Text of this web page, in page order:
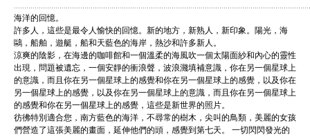
海洋的回憶。
許多人，這些是最令人愉快的回憶。新的地方，新熟人，新印象。陽光，海
鷗，船舶，遊艇，船和天藍色的海岸，熱沙和許多新人。
涼爽的陰影，在海邊的咖啡館和一個溫柔的海風吹一個太陽面紗和內心的靈性
出現，問題被遺忘，一個安靜的衝浪聲，波浪濺填補意識，你在另一個星球上
的意識，而且你在另一個星球上的感覺和你在另一個星球上的感覺，以及你在
另一個星球上的感覺，以及你在另一個星球上的意識，而且你在另一個星球上
的感覺和你在另一個星球上的感覺，這些是新世界的照片。
彷彿特別適合您，南方藍色的海洋，不尋常的樹木，尖叫的鳥類，美麗的女孩
們營造了這張美麗的畫面，延伸他們的頭，感覺到第七天。 一切閃閃發光的